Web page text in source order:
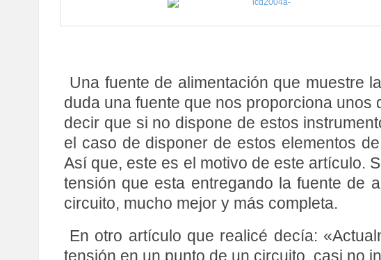
Una fuente de alimentación que muestre
duda una fuente que nos proporciona
decir que si no dispone de estos
el caso de disponer de estos elementos
Así que, este es el motivo de este artículo.
tensión que esta entregando la fuente de
circuito, mucho mejor y más completa.
En otro artículo que realicé decía:
tensión en un punto de un circuito, casi no